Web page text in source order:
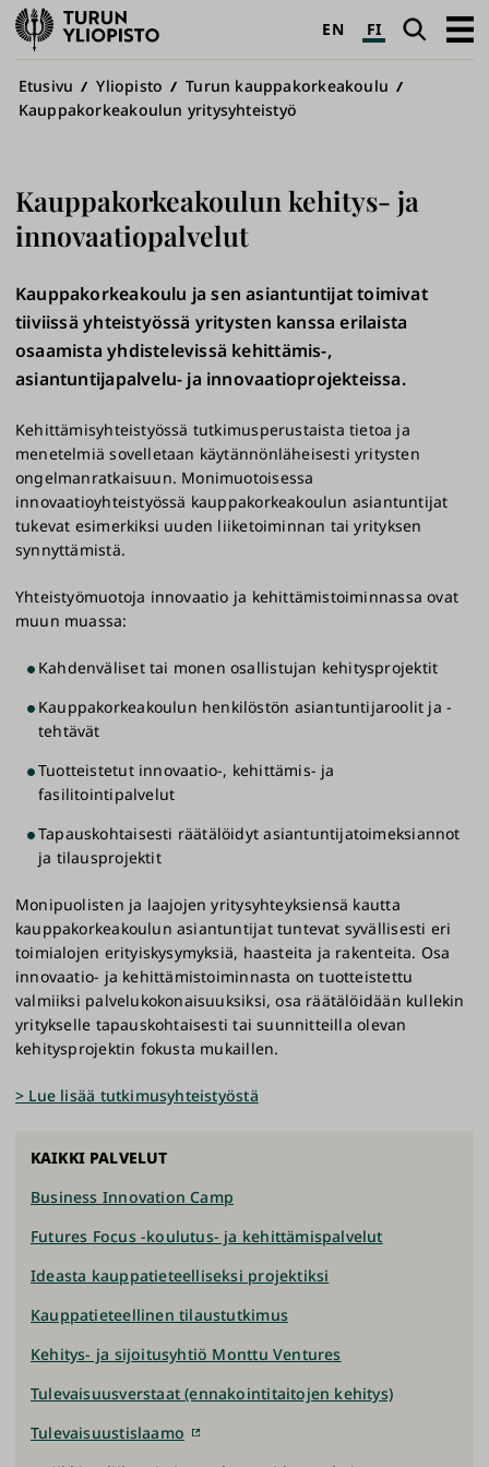
Turun
yliopisto
EN FI Haku
Avaa
Murupolku
Etusivu Yliopisto
Turun kauppakorkeakoulu
Kauppakorkeakoulun yritysyhteistyö
Kauppakorkeakoulun kehitys- ja
innovaatiopalvelut
Kauppakorkeakoulu ja sen asiantuntijat toimivat
tiiviissä yhteistyössä yritysten kanssa erilaista
osaamista yhdistelevissä kehittämis-,
asiantuntijapalvelu- ja innovaatioprojekteissa.
Kehittämisyhteistyössä tutkimusperustaista tietoa ja
menetelmiä sovelletaan käytännönläheisesti yritysten
ongelmanratkaisuun. Monimuotoisessa
innovaatioyhteistyössä kauppakorkeakoulun asiantuntijat
tukevat esimerkiksi uuden liiketoiminnan tai yrityksen
synnyttämistä.
Yhteistyömuotoja innovaatio ja kehittämistoiminnassa ovat
muun muassa:
Kahdenväliset tai monen osallistujan kehitysprojektit
Kauppakorkeakoulun henkilöstön asiantuntijaroolit ja -
tehtävät
Tuotteistetut innovaatio-, kehittämis- ja
fasilitointipalvelut
Tapauskohtaisesti räätälöidyt asiantuntijatoimeksiannot
ja tilausprojektit
Monipuolisten ja laajojen yritysyhteyksiensä kautta
kauppakorkeakoulun asiantuntijat tuntevat syvällisesti eri
toimialojen erityiskysymyksiä, haasteita ja rakenteita. Osa
innovaatio- ja kehittämistoiminnasta on tuotteistettu
valmiiksi palvelukokonaisuuksiksi, osa räätälöidään kullekin
yritykselle tapauskohtaisesti tai suunnitteilla olevan
kehitysprojektin fokusta mukaillen.
> Lue lisää tutkimusyhteistyöstä
KAIKKI PALVELUT
Business Innovation Camp
Futures Focus -koulutus- ja kehittämispalvelut
Ideasta kauppatieteelliseksi projektiksi
Kauppatieteellinen tilaustutkimus
Kehitys- ja sijoitusyhtiö Monttu Ventures
Tulevaisuusverstaat (ennakointitaitojen kehitys)
Tulevaisuustislaamo